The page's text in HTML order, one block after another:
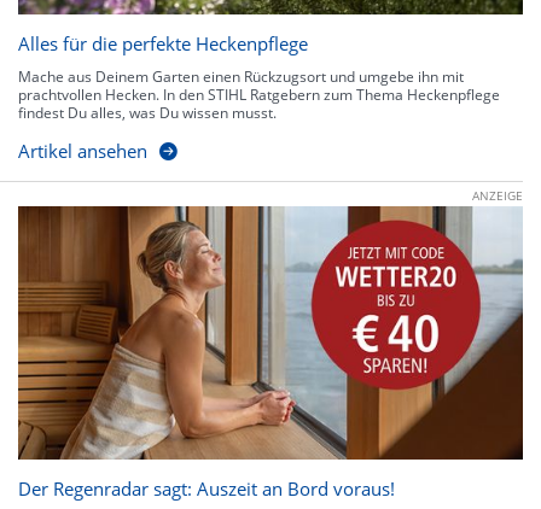
Alles für die perfekte Heckenpflege
Mache aus Deinem Garten einen Rückzugsort und umgebe ihn mit
prachtvollen Hecken. In den STIHL Ratgebern zum Thema Heckenpflege
findest Du alles, was Du wissen musst.
Artikel ansehen
ANZEIGE
Der Regenradar sagt: Auszeit an Bord voraus!